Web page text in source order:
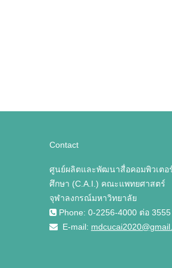
Contact
ศูนย์ผลิตและพัฒนาสื่อคอมพิวเตอ
ศึกษา (C.A.I.) คณะแพทยศาสตร์
จุฬาลงกรณ์มหาวิทยาลัย
Phone: 0-2256-4000 ต่อ 3555
E-mail: